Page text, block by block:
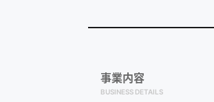
事業内容
BUSINESS DETAILS